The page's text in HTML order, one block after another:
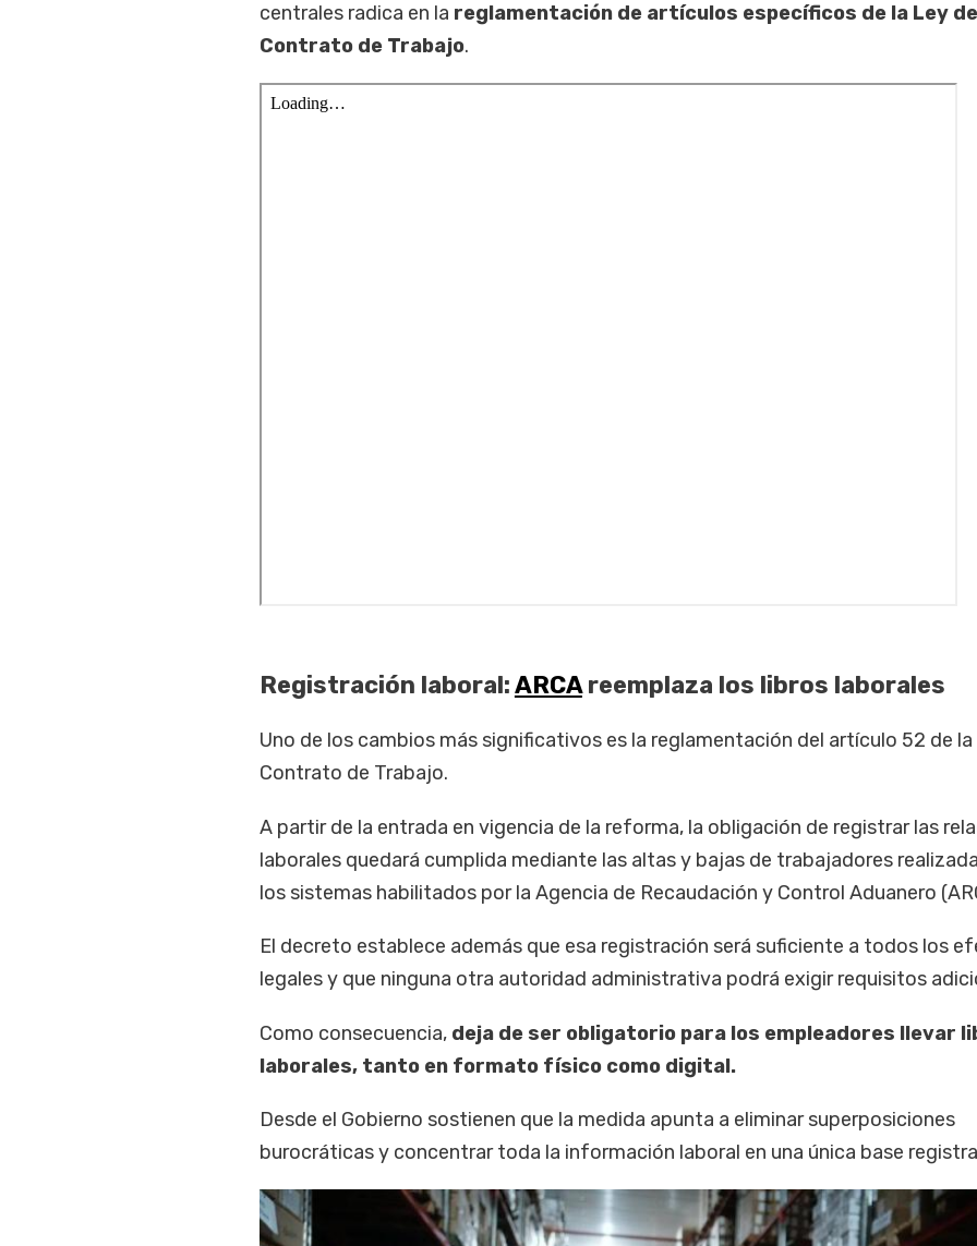
centrales radica en la reglamentación de artículos específicos de la Ley de
Contrato de Trabajo.
Registración laboral:ARCAreemplaza los libros laborales
Uno de los cambios más significativos es la reglamentación del artículo 52 de la
Contrato de Trabajo.
A partir de la entrada en vigencia de la reforma, la obligación de registrar las
laborales quedará cumplida mediante las altas y bajas de trabajadores
los sistemas habilitados por la Agencia de Recaudación y Control Aduanero
El decreto establece además que esa registración será suficiente a todos los
legales y que ninguna otra autoridad administrativa podrá exigir requisitos
Como consecuencia,deja de ser obligatorio para los empleadores llevar
laborales, tanto en formato físico como digital.
Desde el Gobierno sostienen que la medida apunta a eliminar superposiciones
burocráticas y concentrar toda la información laboral en una única base